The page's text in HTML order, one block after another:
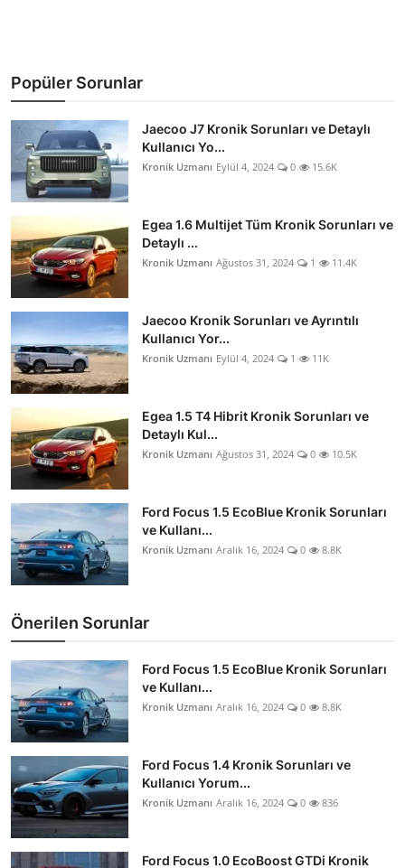
Popüler Sorunlar
Jaecoo J7 Kronik Sorunları ve Detaylı
Kullanıcı Yo...
Kronik Uzmanı Eylül 4, 2024 0 15.6K
Egea 1.6 Multijet Tüm Kronik Sorunları ve
Detaylı ...
Kronik Uzmanı Ağustos 31, 2024 1 11.4K
Jaecoo Kronik Sorunları ve Ayrıntılı
Kullanıcı Yor...
Kronik Uzmanı Eylül 4, 2024 1 11K
Egea 1.5 T4 Hibrit Kronik Sorunları ve
Detaylı Kul...
Kronik Uzmanı Ağustos 31, 2024 0 10.5K
Ford Focus 1.5 EcoBlue Kronik Sorunları
ve Kullanı...
Kronik Uzmanı Aralık 16, 2024 0 8.8K
Önerilen Sorunlar
Ford Focus 1.5 EcoBlue Kronik Sorunları
ve Kullanı...
Kronik Uzmanı Aralık 16, 2024 0 8.8K
Ford Focus 1.4 Kronik Sorunları ve
Kullanıcı Yorum...
Kronik Uzmanı Aralık 16, 2024 0 836
Ford Focus 1.0 EcoBoost GTDi Kronik